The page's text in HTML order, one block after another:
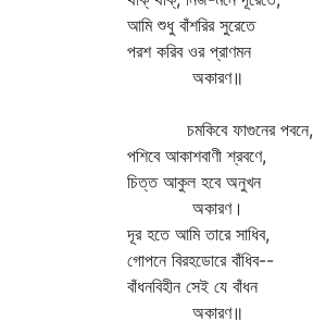
আমি শুধু বাঁশরির সুরেতে
পরশ করিব ওর প্রাণমন
অকারণ॥
চমকিবে ফাগুনের পবনে,
পশিবে আকাশবাণী শ্রবণে,
চিত্ত আকুল হবে অনুখন
অকারণ।
দূর হতে আমি তারে সাধিব,
গোপনে বিরহডোরে বাঁধিব--
বাঁধনবিহীন সেই যে বাঁধন
অকারণ॥